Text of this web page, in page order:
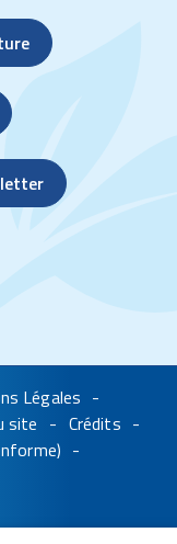
Légales
site
Crédits